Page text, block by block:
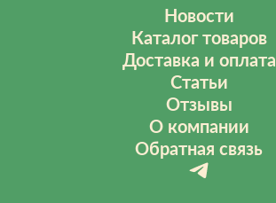
Новости
Каталог товаров
Доставка и оплата
Статьи
Отзывы
О компании
Обратная связь